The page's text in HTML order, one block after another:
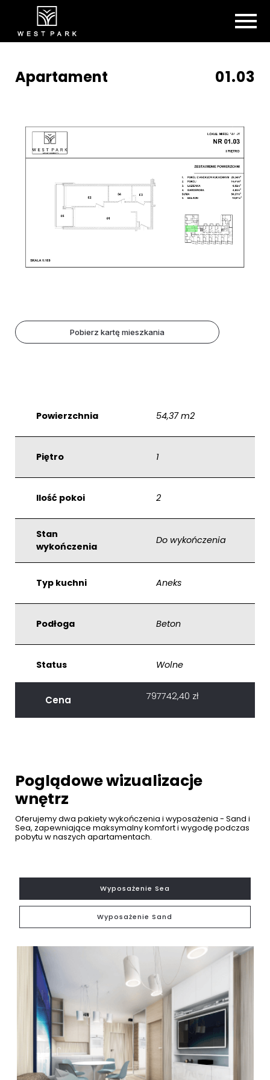
Apartament 01.03
Pobierz kartę mieszkania
Powierzchnia 54,37 m2
Piętro 1
Ilość pokoi 2
Stan
wykończenia
Do wykończenia
Typ kuchni Aneks
Podłoga Beton
Status Wolne
Cena 797742,40 zł
Poglądowe wizualizacje
wnętrz
Oferujemy dwa pakiety wykończenia i wyposażenia - Sand i
Sea, zapewniające maksymalny komfort i wygodę podczas
pobytu w naszych apartamentach.
Wyposażenie Sea
Wyposażenie Sand